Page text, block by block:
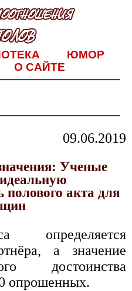
ЮМОР
О САЙТЕ
09.06.2019
Ученые
полового акта для
определяется
а значение
достоинства
опрошенных.